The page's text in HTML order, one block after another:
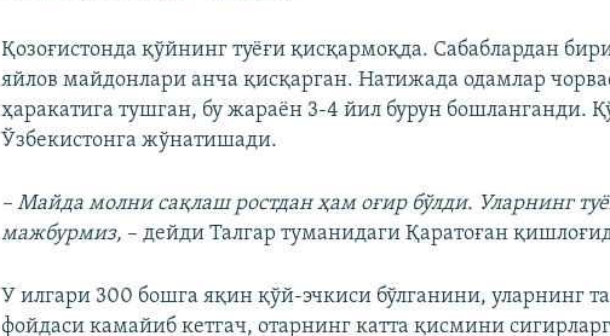
Қозоғистонда қўйнинг туёғи қисқармоқда. Сабаблардан
яйлов майдонлари анча қисқарган. Натижада одамлар
ҳаракатига тушган, бу жараён 3-4 йил бурун бошланганди.
Ўзбекистонга жўнатишади.
– Майда молни сақлаш ростдан ҳам оғир бўлди. Уларнинг
мажбурмиз, – дейди Талгар туманидаги Қаратоған
У илгари 300 бошга яқин қўй-эчкиси бўлганини, уларнинг
фойдаси камайиб кетгач, отарнинг катта қисмини